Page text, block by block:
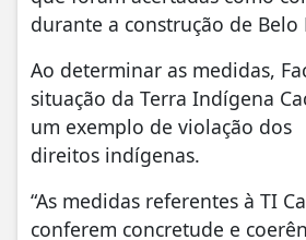
durante a construção de Belo
Ao determinar as medidas,
situação da Terra Indígena
um exemplo de violação dos
direitos indígenas.
“As medidas referentes à TI
conferem concretude e